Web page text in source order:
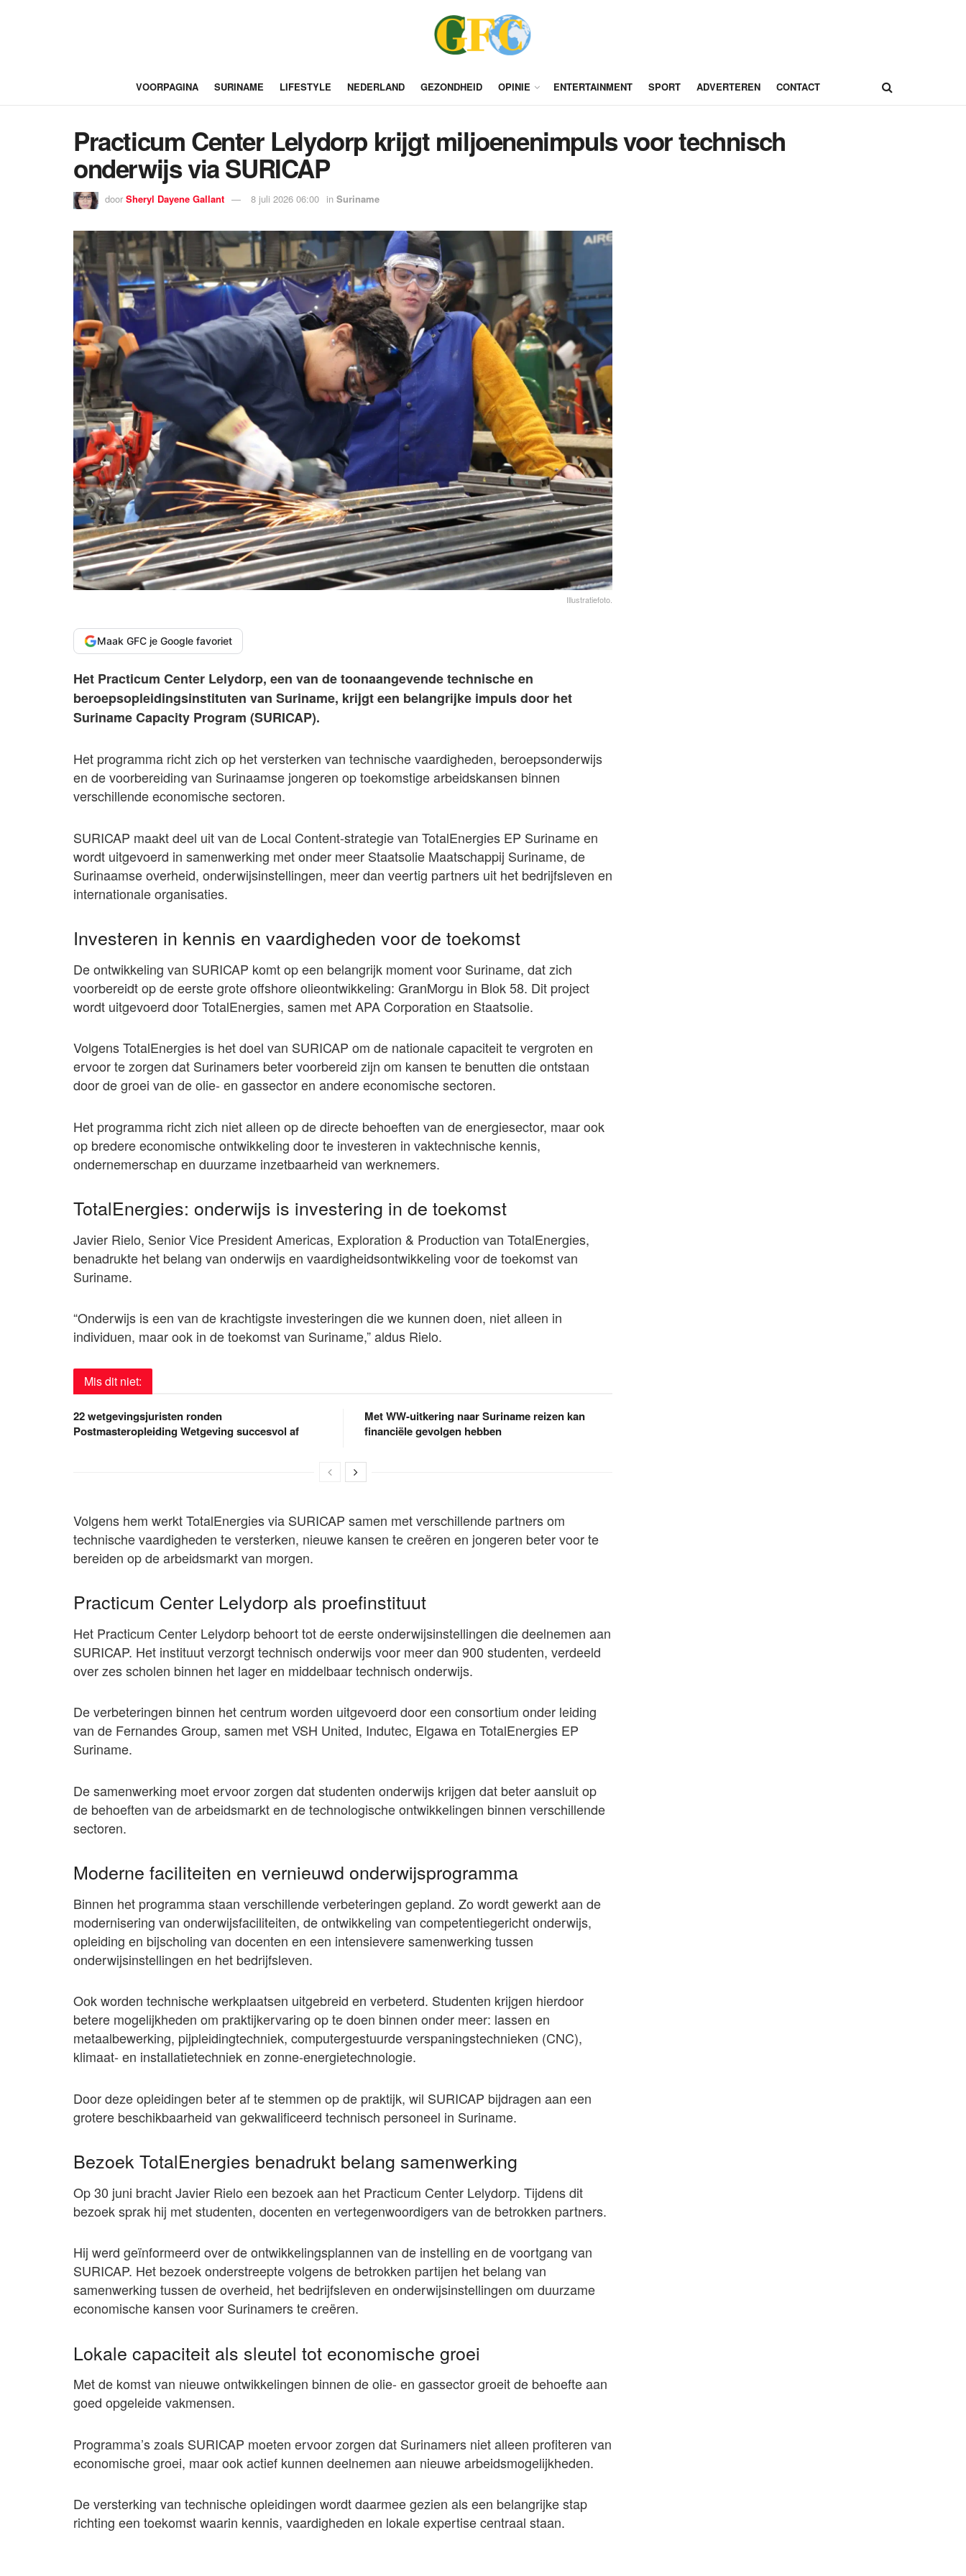
VOORPAGINA SURINAME LIFESTYLE NEDERLAND GEZONDHEID OPINIE ENTERTAINMENT SPORT ADVERTEREN CONTACT
Practicum Center Lelydorp krijgt miljoenenimpuls voor technisch
onderwijs via SURICAP
door Sheryl Dayene Gallant 8 juli 2026 06:00 in Suriname
Illustratiefoto.
Maak GFC je Google favoriet
Het Practicum Center Lelydorp, een van de toonaangevende technische en
beroepsopleidingsinstituten van Suriname, krijgt een belangrijke impuls door het
Suriname Capacity Program (SURICAP).
Het programma richt zich op het versterken van technische vaardigheden, beroepsonderwijs
en de voorbereiding van Surinaamse jongeren op toekomstige arbeidskansen binnen
verschillende economische sectoren.
SURICAP maakt deel uit van de Local Content-strategie van TotalEnergies EP Suriname en
wordt uitgevoerd in samenwerking met onder meer Staatsolie Maatschappij Suriname, de
Surinaamse overheid, onderwijsinstellingen, meer dan veertig partners uit het bedrijfsleven en
internationale organisaties.
Investeren in kennis en vaardigheden voor de toekomst
De ontwikkeling van SURICAP komt op een belangrijk moment voor Suriname, dat zich
voorbereidt op de eerste grote offshore olieontwikkeling: GranMorgu in Blok 58. Dit project
wordt uitgevoerd door TotalEnergies, samen met APA Corporation en Staatsolie.
Volgens TotalEnergies is het doel van SURICAP om de nationale capaciteit te vergroten en
ervoor te zorgen dat Surinamers beter voorbereid zijn om kansen te benutten die ontstaan
door de groei van de olie- en gassector en andere economische sectoren.
Het programma richt zich niet alleen op de directe behoeften van de energiesector, maar ook
op bredere economische ontwikkeling door te investeren in vaktechnische kennis,
ondernemerschap en duurzame inzetbaarheid van werknemers.
TotalEnergies: onderwijs is investering in de toekomst
Javier Rielo, Senior Vice President Americas, Exploration & Production van TotalEnergies,
benadrukte het belang van onderwijs en vaardigheidsontwikkeling voor de toekomst van
Suriname.
“Onderwijs is een van de krachtigste investeringen die we kunnen doen, niet alleen in
individuen, maar ook in de toekomst van Suriname,” aldus Rielo.
Mis dit niet:
22 wetgevingsjuristen ronden
Postmasteropleiding Wetgeving succesvol af
Met WW-uitkering naar Suriname reizen kan
financiële gevolgen hebben
Volgens hem werkt TotalEnergies via SURICAP samen met verschillende partners om
technische vaardigheden te versterken, nieuwe kansen te creëren en jongeren beter voor te
bereiden op de arbeidsmarkt van morgen.
Practicum Center Lelydorp als proefinstituut
Het Practicum Center Lelydorp behoort tot de eerste onderwijsinstellingen die deelnemen aan
SURICAP. Het instituut verzorgt technisch onderwijs voor meer dan 900 studenten, verdeeld
over zes scholen binnen het lager en middelbaar technisch onderwijs.
De verbeteringen binnen het centrum worden uitgevoerd door een consortium onder leiding
van de Fernandes Group, samen met VSH United, Indutec, Elgawa en TotalEnergies EP
Suriname.
De samenwerking moet ervoor zorgen dat studenten onderwijs krijgen dat beter aansluit op
de behoeften van de arbeidsmarkt en de technologische ontwikkelingen binnen verschillende
sectoren.
Moderne faciliteiten en vernieuwd onderwijsprogramma
Binnen het programma staan verschillende verbeteringen gepland. Zo wordt gewerkt aan de
modernisering van onderwijsfaciliteiten, de ontwikkeling van competentiegericht onderwijs,
opleiding en bijscholing van docenten en een intensievere samenwerking tussen
onderwijsinstellingen en het bedrijfsleven.
Ook worden technische werkplaatsen uitgebreid en verbeterd. Studenten krijgen hierdoor
betere mogelijkheden om praktijkervaring op te doen binnen onder meer: lassen en
metaalbewerking, pijpleidingtechniek, computergestuurde verspaningstechnieken (CNC),
klimaat- en installatietechniek en zonne-energietechnologie.
Door deze opleidingen beter af te stemmen op de praktijk, wil SURICAP bijdragen aan een
grotere beschikbaarheid van gekwalificeerd technisch personeel in Suriname.
Bezoek TotalEnergies benadrukt belang samenwerking
Op 30 juni bracht Javier Rielo een bezoek aan het Practicum Center Lelydorp. Tijdens dit
bezoek sprak hij met studenten, docenten en vertegenwoordigers van de betrokken partners.
Hij werd geïnformeerd over de ontwikkelingsplannen van de instelling en de voortgang van
SURICAP. Het bezoek onderstreepte volgens de betrokken partijen het belang van
samenwerking tussen de overheid, het bedrijfsleven en onderwijsinstellingen om duurzame
economische kansen voor Surinamers te creëren.
Lokale capaciteit als sleutel tot economische groei
Met de komst van nieuwe ontwikkelingen binnen de olie- en gassector groeit de behoefte aan
goed opgeleide vakmensen.
Programma’s zoals SURICAP moeten ervoor zorgen dat Surinamers niet alleen profiteren van
economische groei, maar ook actief kunnen deelnemen aan nieuwe arbeidsmogelijkheden.
De versterking van technische opleidingen wordt daarmee gezien als een belangrijke stap
richting een toekomst waarin kennis, vaardigheden en lokale expertise centraal staan.